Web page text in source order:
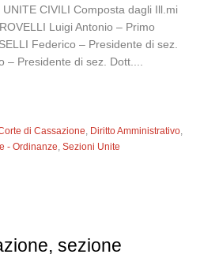
CIVILI Composta dagli Ill.mi
Luigi Antonio – Primo
Federico – Presidente di sez.
– Presidente di sez. Dott....
di Cassazione, Diritto Amministrativo,
- Ordinanze,Sezioni Unite
sezione